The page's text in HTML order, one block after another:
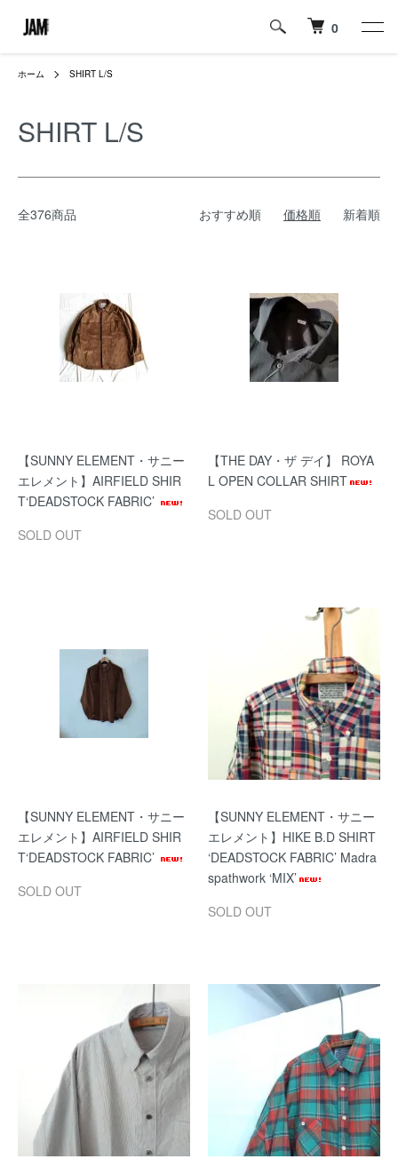
0
ホーム SHIRT L/S
SHIRT L/S
全376商品 おすすめ順 価格順 新着順
【SUNNY ELEMENT・サニー
エレメント】AIRFIELD SHIR
T‘DEADSTOCK FABRIC’
SOLD OUT
【THE DAY・ザ デイ】 ROYA
L OPEN COLLAR SHIRT
SOLD OUT
【SUNNY ELEMENT・サニー
エレメント】AIRFIELD SHIR
T‘DEADSTOCK FABRIC’
SOLD OUT
【SUNNY ELEMENT・サニー
エレメント】HIKE B.D SHIRT
‘DEADSTOCK FABRIC’ Madra
spathwork ‘MIX’
SOLD OUT